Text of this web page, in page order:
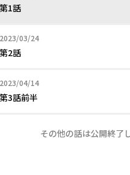
第1話
2023/03/24
2023年03月24日
第2話
2023/04/14
2023年04月14日
第3話前半
その他の話は公開終了